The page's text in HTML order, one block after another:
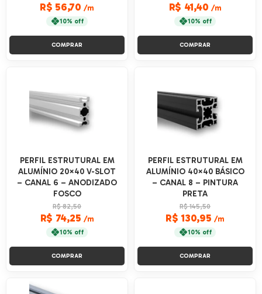
R$ 56,70/m
10% off
COMPRAR
R$ 41,40 /m
10% off
COMPRAR
PERFIL ESTRUTURAL EM
ALUMÍNIO 20×40 V-SLOT
– CANAL 6 – ANODIZADO
FOSCO
R$ 82,50
R$ 74,25 /m
10% off
COMPRAR
PERFIL ESTRUTURAL EM
ALUMÍNIO 40×40 BÁSICO
– CANAL 8 – PINTURA
PRETA
R$ 145,50
R$ 130,95/m
10% off
COMPRAR